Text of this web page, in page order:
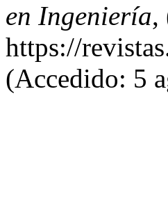
en Ingeniería,
https://
(Accedido: 5